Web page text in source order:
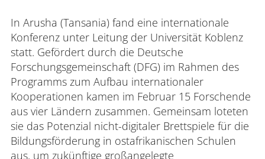
In Arusha (Tansania) fand eine internationale
Konferenz unter Leitung der Universität Koblenz
statt. Gefördert durch die Deutsche
Forschungsgemeinschaft (DFG) im Rahmen des
Programms zum Aufbau internationaler
Kooperationen kamen im Februar 15 Forschende
aus vier Ländern zusammen. Gemeinsam loteten
sie das Potenzial nicht-digitaler Brettspiele für die
Bildungsförderung in ostafrikanischen Schulen
aus, um zukünftige großangelegte